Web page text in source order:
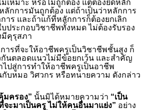
เหมาะ หรือไม่ถูกต้อง แต่ต้องยึดหลัก
หลักการมันถูกต้อง แต่ถ้าเป็นว่าหลักการ
าร และถ้าแก้ที่หลักการก็ต้องยกเลิก
บประกอบวิชาชีพทั้งหมด ไม่ต้องรับรอง
มีคุรุสภา
การที่จะให้อาชีพครูเป็นวิชาชีพชั้นสูง ก็
กันตลอดแนวไม่มีข้อยกเว้น และสำคัญ
ปสู่การทำให้อาชีพครูเป็นอาชีพ
กับหมอ วิศวกร หรือทนายความ ดังกล่าว
มครอง” นั้นมิได้หมายความว่า “เป็น
ะมาเป็นครู ไม่ให้คนอื่นมาแย่ง” อย่าง